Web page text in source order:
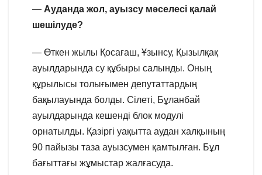
— Ауданда жол, ауызсу мәселесі қалай
шешілуде?
— Өткен жылы Қосағаш, Ұзынсу, Қызылқақ
ауылдарында су құбыры салынды. Оның
құрылысы толығымен депутаттардың
бақылауында болды. Сілеті, Бұланбай
ауылдарында кешенді блок модулі
орнатылды. Қазіргі уақытта аудан халқының
90 пайызы таза ауызсумен қамтылған. Бұл
бағыттағы жұмыстар жалғасуда.